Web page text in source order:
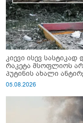
კიევი ისევ
რაკეტა მსოფლიოს
პუტინის ახალი
05.08.2026